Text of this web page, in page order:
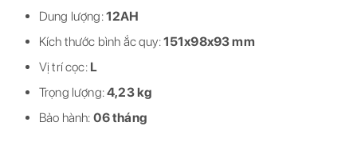
Dung lượng:12AH
Kích thước bình ắc quy:151x98x93 mm
Vị trí cọc:L
Trọng lượng:4,23 kg
Bảo hành: 06 tháng